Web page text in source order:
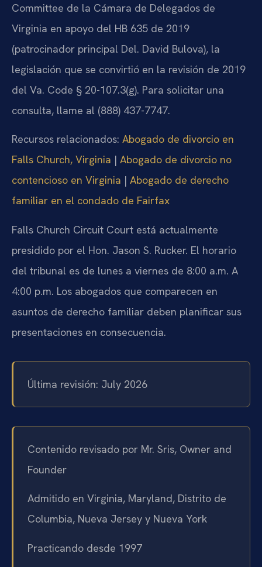
Committee de la Cámara de Delegados de
Virginia en apoyo del HB 635 de 2019
(patrocinador principal Del. David Bulova), la
legislación que se convirtió en la revisión de 2019
del Va. Code § 20-107.3(g). Para solicitar una
consulta, llame al (888) 437-7747.
Recursos relacionados: Abogado de divorcio en
Falls Church, Virginia | Abogado de divorcio no
contencioso en Virginia | Abogado de derecho
familiar en el condado de Fairfax
Falls Church Circuit Court está actualmente
presidido por el Hon. Jason S. Rucker. El horario
del tribunal es de lunes a viernes de 8:00 a.m. A
4:00 p.m. Los abogados que comparecen en
asuntos de derecho familiar deben planificar sus
presentaciones en consecuencia.
Última revisión: July 2026
Contenido revisado por Mr. Sris, Owner and
Founder
Admitido en Virginia, Maryland, Distrito de
Columbia, Nueva Jersey y Nueva York
Practicando desde 1997